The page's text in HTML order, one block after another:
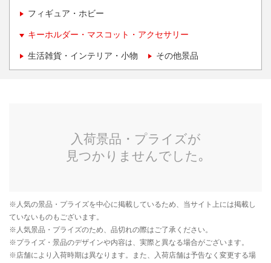
フィギュア・ホビー
キーホルダー・マスコット・アクセサリー
生活雑貨・インテリア・小物 その他景品